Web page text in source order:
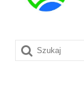
Szuklaj
w: